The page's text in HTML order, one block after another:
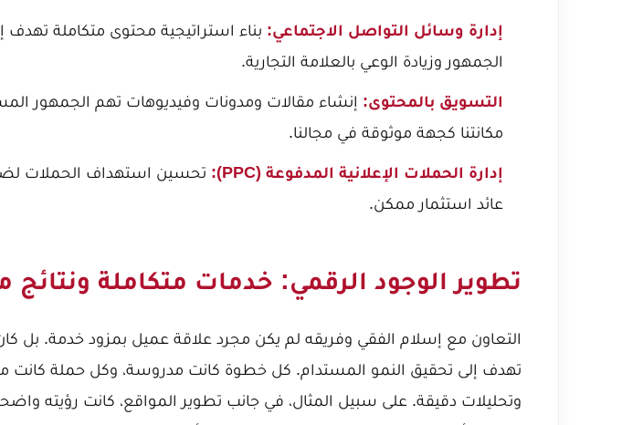
إدارة وسائل التواصل الاجتماعي: بناء استراتيجية محتوى متكاملة تهدف
الجمهور وزيادة الوعي بالعلامة التجارية.
التسويق بالمحتوى: إنشاء مقالات ومدونات وفيديوهات تهم الجمهور
مكانتنا كجهة موثوقة في مجالنا.
إدارة الحملات الإعلانية المدفوعة (PPC):
تحسين استهداف الحملات
عائد استثمار ممكن.
تطوير الوجود الرقمي: خدمات متكاملة
التعاون مع إسلام الفقي وفريقه لم يكن مجرد علاقة عميل بمزود خدمة. بل
تهدف إلى تحقيق النمو المستدام. كل خطوة كانت مدروسة، وكل حملة كانت
وتحليلات دقيقة. على سبيل المثال، في جانب تطوير المواقع، كانت رؤيته